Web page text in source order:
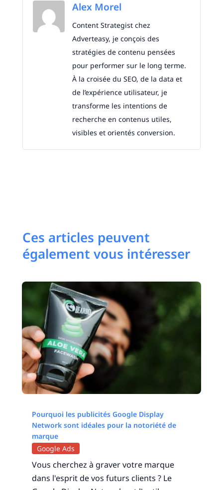
Alex Morel
Content Strategist chez
Adverteasy, je conçois des
stratégies de contenu pensées
pour performer sur le long terme.
À la croisée du SEO, de la data et
de l’expérience utilisateur, je
transforme les intentions de
recherche en contenus utiles,
visibles et orientés conversion.
Ces articles peuvent
également vous intéresser
Pourquoi les publicités Google Display
Network sont idéales pour la notoriété de
marque
Google Ads
Vous cherchez à graver votre marque
dans l'esprit de vos futurs clients ? Le